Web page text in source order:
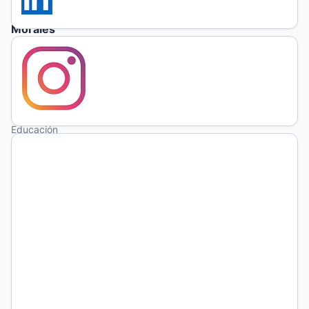
Hernández
Morales
Instituto
Superior
Ciencias
Educación